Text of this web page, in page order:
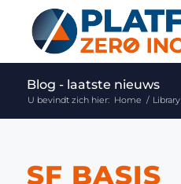
Blog - laatste nieuws
U bevindt zich hier: Home / Library
SF BASIS